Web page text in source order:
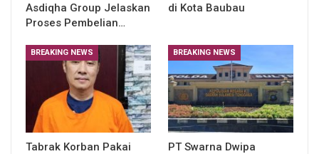
Asdiqha Group Jelaskan
Proses Pembelian…
di Kota Baubau
BREAKING NEWS
Tabrak Korban Pakai
BREAKING NEWS
PT Swarna Dwipa